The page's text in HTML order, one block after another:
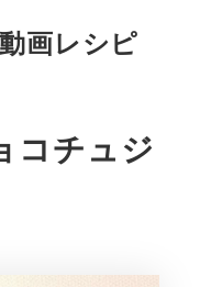
画レシピ
コチュジ